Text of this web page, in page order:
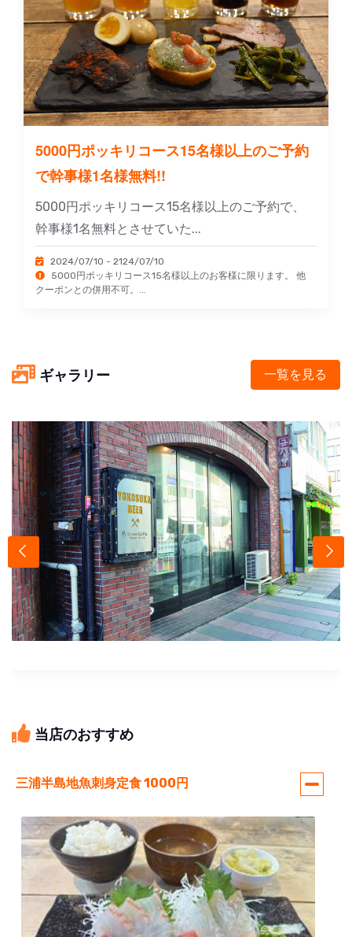
5000円ポッキリコース15名様以上のご予約
で幹事様1名様無料!!
5000円ポッキリコース15名様以上のご予約で、
幹事様1名無料とさせていた...
2024/07/10 - 2124/07/10
5000円ポッキリコース15名様以上のお客様に限ります。 他
クーポンとの併用不可。...
ギャラリー 一覧を見る
当店のおすすめ
三浦半島地魚刺身定食 1000円